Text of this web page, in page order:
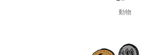
動物